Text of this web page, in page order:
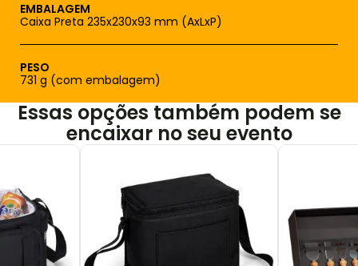
EMBALAGEM
Caixa Preta 235x230x93 mm (AxLxP)
PESO
731 g (com embalagem)
Essas opções também podem se
encaixar no seu evento